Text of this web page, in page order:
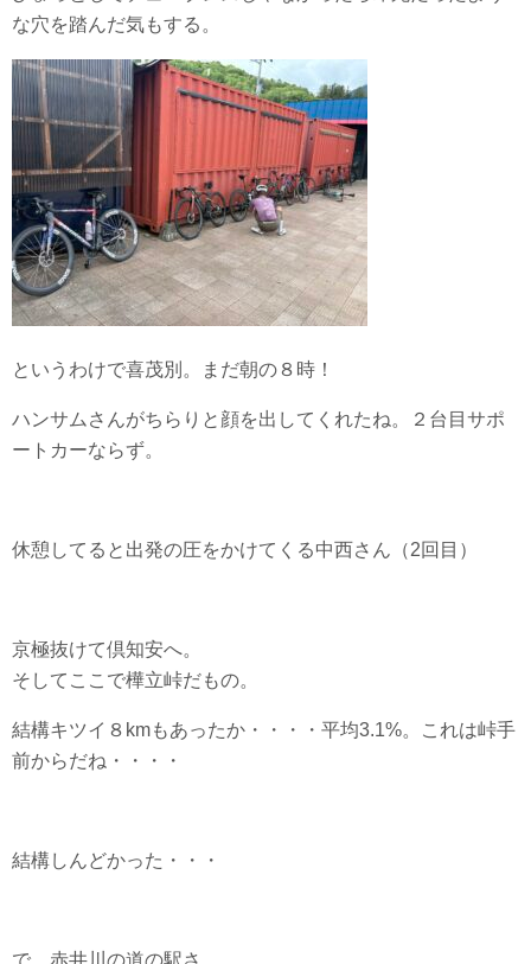
な穴を踏んだ気もする。
というわけで喜茂別。まだ朝の８時！
ハンサムさんがちらりと顔を出してくれたね。２台目サポ
ートカーならず。
休憩してると出発の圧をかけてくる中西さん（2回目）
京極抜けて倶知安へ。
そしてここで樺立峠だもの。
結構キツイ８kmもあったか・・・・平均3.1%。これは峠手
前からだね・・・・
結構しんどかった・・・
で、赤井川の道の駅さ。